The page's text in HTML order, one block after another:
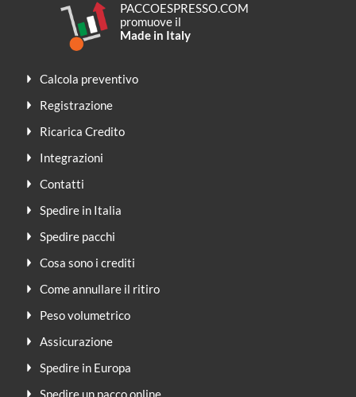
PACCOESPRESSO.COM
promuove il
Made in Italy
Calcola preventivo
Registrazione
Ricarica Credito
Integrazioni
Contatti
Spedire in Italia
Spedire pacchi
Cosa sono i crediti
Come annullare il ritiro
Peso volumetrico
Assicurazione
Spedire in Europa
Spedire un pacco online